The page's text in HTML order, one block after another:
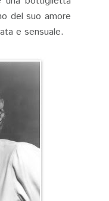
del suo amore
e sensuale.